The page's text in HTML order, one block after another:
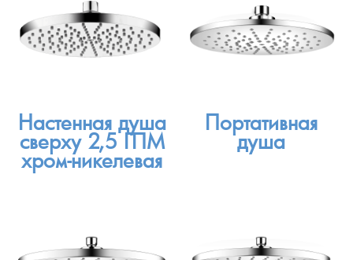
Настенная душа
сверху 2,5 ГПМ
хром-никелевая
Портативная
душа